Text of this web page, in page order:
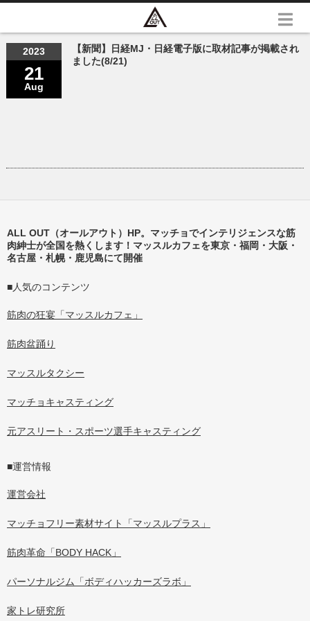
2023
21
Aug
【新聞】日経MJ・日経電子版に取材記事が掲載され
ました(8/21)
ALL OUT（オールアウト）HP。マッチョでインテリジェンスな筋
肉紳士が全国を熱くします！マッスルカフェを東京・福岡・大阪・
名古屋・札幌・鹿児島にて開催
■人気のコンテンツ
筋肉の狂宴「マッスルカフェ」
筋肉盆踊り
マッスルタクシー
マッチョキャスティング
元アスリート・スポーツ選手キャスティング
■運営情報
運営会社
マッチョフリー素材サイト「マッスルプラス」
筋肉革命「BODY HACK」
パーソナルジム「ボディハッカーズラボ」
家トレ研究所